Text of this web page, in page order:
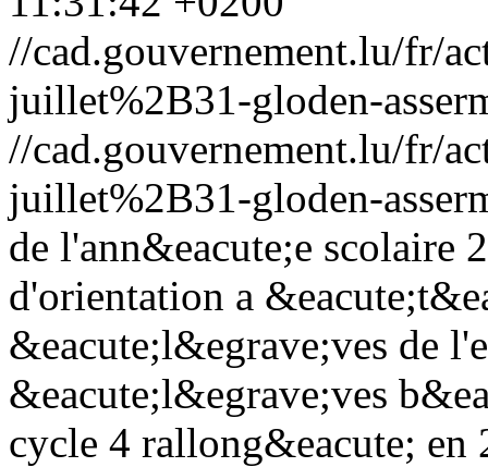
//cad.gouvernement.lu/fr/
juillet%2B31-gloden-
//cad.gouvernement.lu/fr/
juillet%2B31-gloden-
de l'ann&eacute;e scolaire
d'orientation a
&eacute;l&egrave;ves de
&eacute;l&egrave;ves
cycle 4 rallong&eacute;